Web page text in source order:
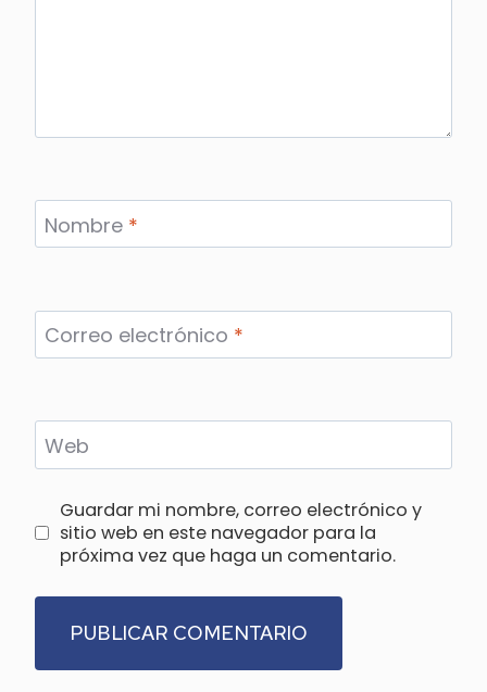
Nombre *
Correo electrónico *
Web
Guardar mi nombre, correo electrónico y
sitio web en este navegador para la
próxima vez que haga un comentario.